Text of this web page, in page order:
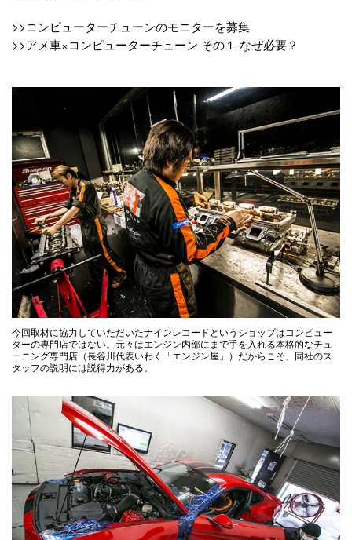
>>コンピューターチューンのモニターを募集
>>アメ車×コンピューターチューン その１ なぜ必要？
今回取材に協力していただいたナインレコードというショップはコンピュー
ターの専門店ではない。元々はエンジン内部にまで手を入れる本格的なチュ
ーニング専門店（長谷川代表いわく「エンジン屋」）だからこそ、同社のス
タッフの説明には説得力がある。